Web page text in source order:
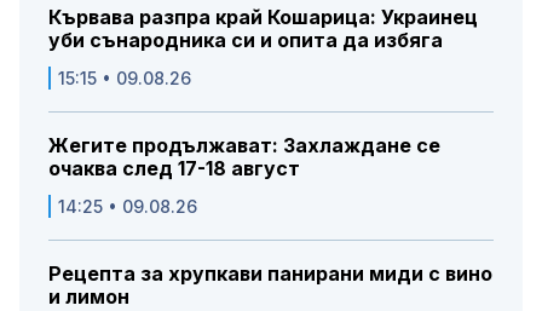
Кървава разпра край Кошарица: Украинец
уби сънародника си и опита да избяга
15:15 • 09.08.26
Жегите продължават: Захлаждане се
очаква след 17-18 август
14:25 • 09.08.26
Рецепта за хрупкави панирани миди с вино
и лимон